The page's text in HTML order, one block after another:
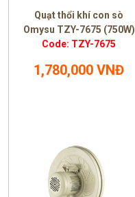
Quạt thổi khí con sò
Omysu TZY-7675 (750W)
Code: TZY-7675
1,780,000 VNĐ